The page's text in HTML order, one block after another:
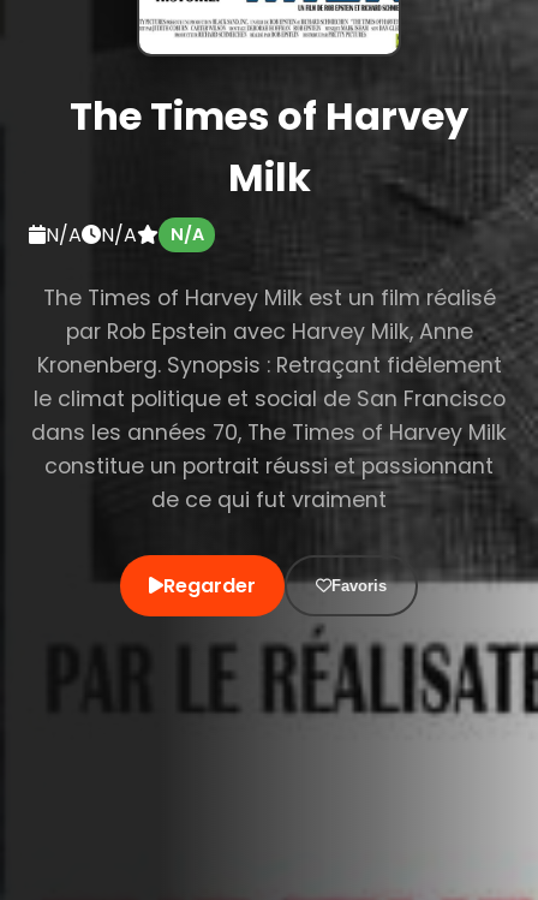
The Times of Harvey
Milk
N/A N/A N/A
The Times of Harvey Milk est un film réalisé
par Rob Epstein avec Harvey Milk, Anne
Kronenberg. Synopsis : Retraçant fidèlement
le climat politique et social de San Francisco
dans les années 70, The Times of Harvey Milk
constitue un portrait réussi et passionnant
de ce qui fut vraiment
Regarder Favoris